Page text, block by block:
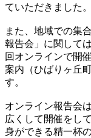
ていただきました。
また、地域での集
報告会」に関して
回オンラインで開
案内（ひばりヶ丘
す。
オンライン報告会
広くして開催をし
身ができる精一杯